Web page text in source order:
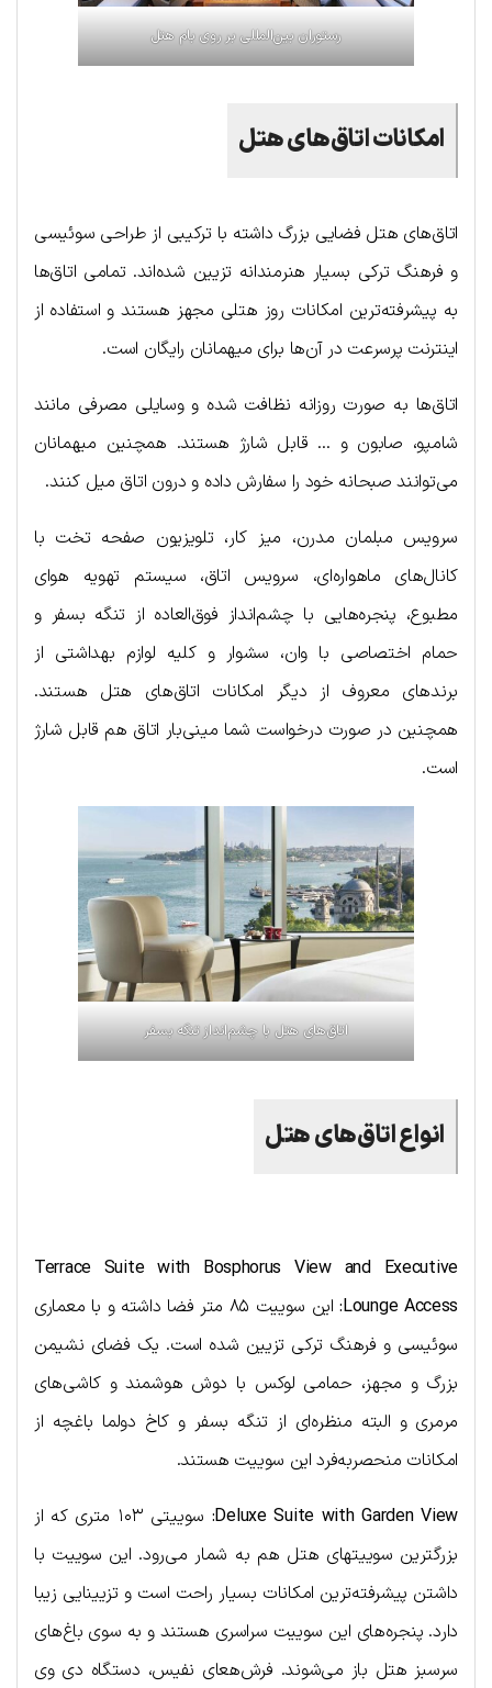
رستوران بین‌المللی بر روی بام هتل
امکانات اتاق‌های هتل
اتاق‌های هتل فضایی بزرگ داشته با ترکیبی از طراحی سوئیسی
و فرهنگ ترکی بسیار هنرمندانه تزیین شده‌اند. تمامی اتاق‌ها
به پیشرفته‌ترین امکانات روز هتلی مجهز هستند و استفاده از
اینترنت پرسرعت در آن‌ها برای میهمانان رایگان است.
اتاق‌ها به صورت روزانه نظافت شده و وسایلی مصرفی مانند
شامپو، صابون و … قابل شارژ هستند. همچنین میهمانان
می‌توانند صبحانه خود را سفارش داده و درون اتاق میل کنند.
سرویس مبلمان مدرن، میز کار، تلویزیون صفحه تخت با
کانال‌های ماهواره‌ای، سرویس اتاق، سیستم تهویه هوای
مطبوع، پنجره‌هایی با چشم‌انداز فوق‌العاده از تنگه بسفر و
حمام اختصاصی با وان، سشوار و کلیه لوازم بهداشتی از
برندهای معروف از دیگر امکانات اتاق‌های هتل هستند.
همچنین در صورت درخواست شما مینی‌بار اتاق هم قابل شارژ
است.
اتاق‌های هتل با چشم‌انداز تنگه بسفر
انواع اتاق‌های هتل
Terrace Suite with Bosphorus View and Executive
Lounge Access
:
این سوییت ۸۵ متر فضا داشته و با معماری
سوئیسی و فرهنگ ترکی تزیین شده است. یک فضای نشیمن
بزرگ و مجهز، حمامی لوکس با دوش هوشمند و کاشی‌های
مرمری و البته منظره‌ای از تنگه بسفر و کاخ دولما باغچه از
امکانات منحصربه‌فرد این سوییت هستند.
Deluxe Suite with Garden View
:
سوییتی ۱۰۳ متری که از
بزرگترین سوییت‎های هتل هم به شمار می‌رود. این سوییت با
داشتن پیشرفته‌ترین امکانات بسیار راحت است و تزیینایی زیبا
دارد. پنجره‌های این سوییت سراسری هستند و به سوی باغ‌های
سرسبز هتل باز می‌شوند. فرش‌هعای نفیس، دستگاه دی وی